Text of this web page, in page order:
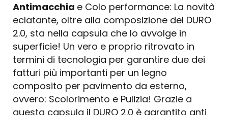
Antimacchia e Colo performance: La novità
eclatante, oltre alla composizione del DURO
2.0, sta nella capsula che lo avvolge in
superficie! Un vero e proprio ritrovato in
termini di tecnologia per garantire due dei
fatturi più importanti per un legno
composito per pavimento da esterno,
ovvero: Scolorimento e Pulizia! Grazie a
questa capsula il DURO 2.0 è garantito anti